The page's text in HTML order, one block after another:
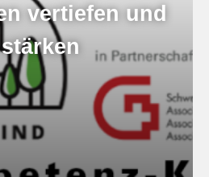
vertiefen und